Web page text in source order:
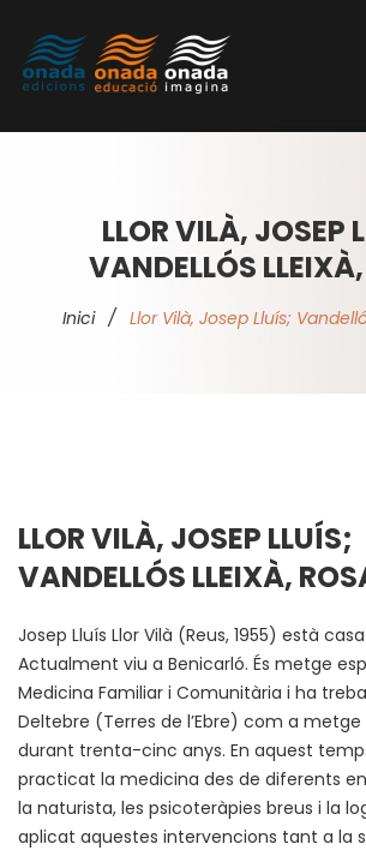
LLOR VILÀ, JOSEP
VANDELLÓS
Inici / Llor Vilà, Josep Lluís;
LLOR VILÀ, JOSEP LLUÍS;
VANDELLÓS LLEIXÀ,
Josep Lluís Llor Vilà (Reus, 1955) està
Actualment viu a Benicarló. És metge
Medicina Familiar i Comunitària i ha
Deltebre (Terres de l’Ebre) com a
durant trenta-cinc anys. En aquest
practicat la medicina des de diferents
la naturista, les psicoteràpies breus i la
aplicat aquestes intervencions tant a la